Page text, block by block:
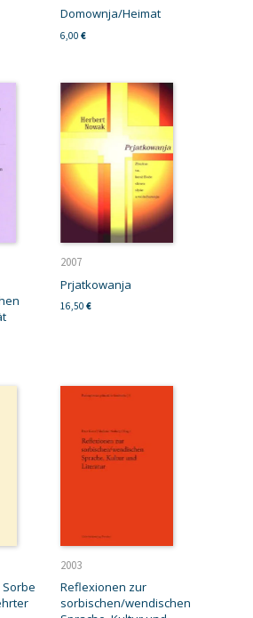
Domownja/Heimat
6,00 €
2007
Prjatkowanja
16,50 €
2003
Reflexionen zur
sorbischen/wendischen